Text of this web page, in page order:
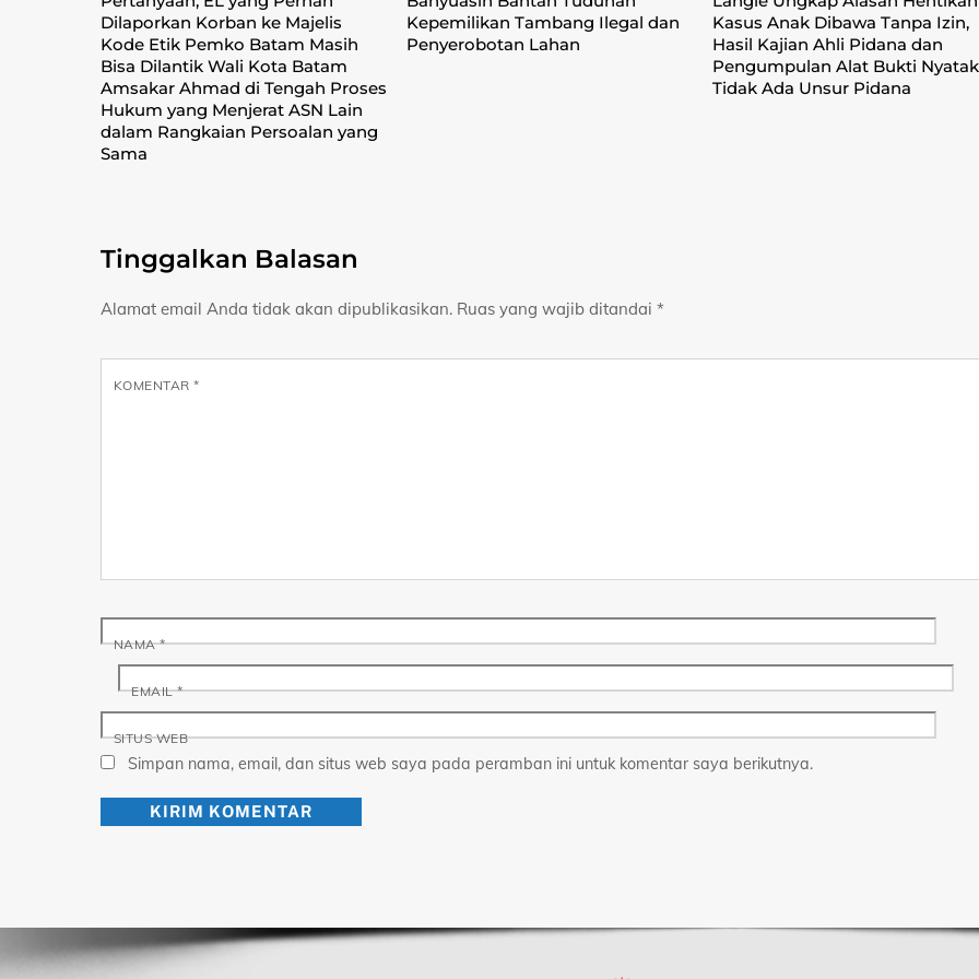
Dilaporkan Korban ke Majelis
Kode Etik Pemko Batam Masih
Bisa Dilantik Wali Kota Batam
Amsakar Ahmad di Tengah Proses
Hukum yang Menjerat ASN Lain
dalam Rangkaian Persoalan yang
Sama
Kepemilikan Tambang Ilegal dan
Penyerobotan Lahan
Kasus Anak Dibawa Tanpa Izin,
Hasil Kajian Ahli Pidana dan
Pengumpulan Alat Bukti
Tidak Ada Unsur Pidana
Tinggalkan Balasan
Alamat email Anda tidak akan dipublikasikan. Ruas yang wajib ditandai *
KOMENTAR*
NAMA*
EMAIL*
SITUS WEB
Simpan nama, email, dan situs web saya pada peramban ini untuk komentar saya berikutnya.